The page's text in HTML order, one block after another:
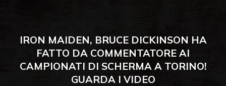
IRON MAIDEN, BRUCE DICKINSON HA
FATTO DA COMMENTATORE AI
CAMPIONATI DI SCHERMA A TORINO!
GUARDA I VIDEO